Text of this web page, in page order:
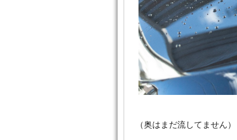
（奥はまだ流してません）